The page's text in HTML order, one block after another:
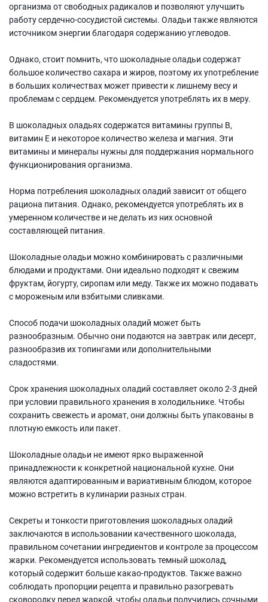
организма от свободных радикалов и позволяют улучшить
работу сердечно-сосудистой системы. Оладьи также являются
источником энергии благодаря содержанию углеводов.
Однако, стоит помнить, что шоколадные оладьи содержат
большое количество сахара и жиров, поэтому их употребление
в больших количествах может привести к лишнему весу и
проблемам с сердцем. Рекомендуется употреблять их в меру.
В шоколадных оладьях содержатся витамины группы В,
витамин Е и некоторое количество железа и магния. Эти
витамины и минералы нужны для поддержания нормального
функционирования организма.
Норма потребления шоколадных оладий зависит от общего
рациона питания. Однако, рекомендуется употреблять их в
умеренном количестве и не делать из них основной
составляющей питания.
Шоколадные оладьи можно комбинировать с различными
блюдами и продуктами. Они идеально подходят к свежим
фруктам, йогурту, сиропам или меду. Также их можно подавать
с мороженым или взбитыми сливками.
Способ подачи шоколадных оладий может быть
разнообразным. Обычно они подаются на завтрак или десерт,
разнообразив их топингами или дополнительными
сладостями.
Срок хранения шоколадных оладий составляет около 2-3 дней
при условии правильного хранения в холодильнике. Чтобы
сохранить свежесть и аромат, они должны быть упакованы в
плотную емкость или пакет.
Шоколадные оладьи не имеют ярко выраженной
принадлежности к конкретной национальной кухне. Они
являются адаптированным и вариативным блюдом, которое
можно встретить в кулинарии разных стран.
Секреты и тонкости приготовления шоколадных оладий
заключаются в использовании качественного шоколада,
правильном сочетании ингредиентов и контроле за процессом
жарки. Рекомендуется использовать темный шоколад,
который содержит больше какао-продуктов. Также важно
соблюдать пропорции рецепта и правильно разогревать
сковородку перед жаркой, чтобы оладьи получились сочными